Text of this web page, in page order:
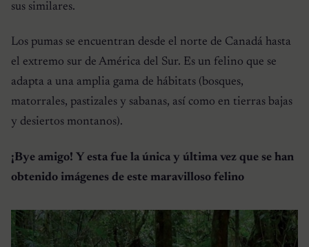
sus similares.
Los pumas se encuentran desde el norte de Canadá hasta
el extremo sur de América del Sur. Es un felino que se
adapta a una amplia gama de hábitats (bosques,
matorrales, pastizales y sabanas, así como en tierras bajas
y desiertos montanos).
¡Bye amigo! Y esta fue la única y última vez que se han
obtenido imágenes de este maravilloso felino